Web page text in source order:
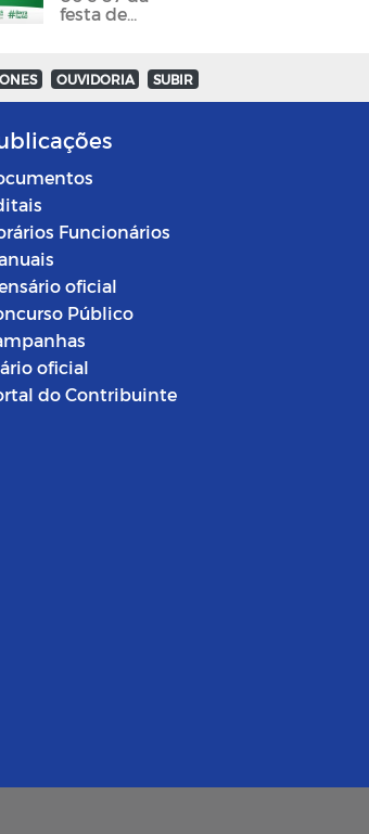
festa de
foram
divulgadas
OUVIDORIA SUBIR
Funcionários
oficial
Público
oficial
do Contribuinte